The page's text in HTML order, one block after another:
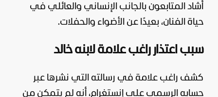
أشاد المتابعون بالجانب الإنساني والعائلي في
حياة الفنان، بعيدًا عن الأضواء والحفلات.
سبب اعتذار راغب علامة لابنه خالد
كشف راغب علامة في رسالته التي نشرها عبر
حسابه الرسمي على إنستغرام، أنه لم يتمكن من